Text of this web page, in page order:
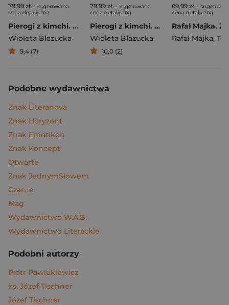
79,99 zł - sugerowana
cena detaliczna
Pierogi z kimchi. Moje ulubione azjatyckie przepisy
Wioleta Błazucka
9,4 (7)
79,99 zł - sugerowana
cena detaliczna
Pierogi z kimchi. Moje ulubione azjatyckie przepisy - książka z autografem
Wioleta Błazucka
10,0 (2)
69,99 zł -
cena detaliczna
Rafał Majka,
Podobne wydawnictwa
Znak Literanova
Znak Horyzont
Znak Emotikon
Znak Koncept
Otwarte
Znak JednymSłowem
Czarne
Mag
Wydawnictwo W.A.B.
Wydawnictwo Literackie
Podobni autorzy
Piotr Pawlukiewicz
ks. Józef Tischner
Józef Tischner